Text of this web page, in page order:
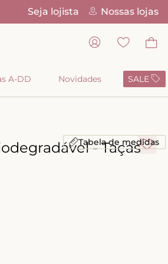
Seja lojista Nossas lojas
A-DD Novidades SALE
- Taças
Tabela de medidas